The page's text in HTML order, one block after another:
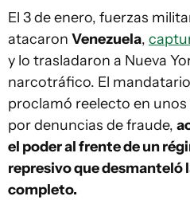
El 3 de enero, fuerzas
atacaron Venezuela,
y lo trasladaron a Nueva
narcotráfico. El
proclamó reelecto en
por denuncias de fraude,
el poder al frente de un
represivo que desmanteló
completo.